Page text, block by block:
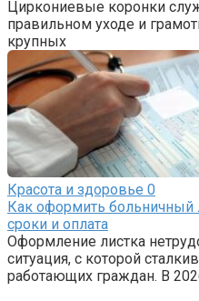
Циркониевые коронки
правильном уходе и
крупных
Красота и здоровье 0
Как оформить больничный
сроки и оплата
Оформление листка
ситуация, с которой
работающих граждан. В